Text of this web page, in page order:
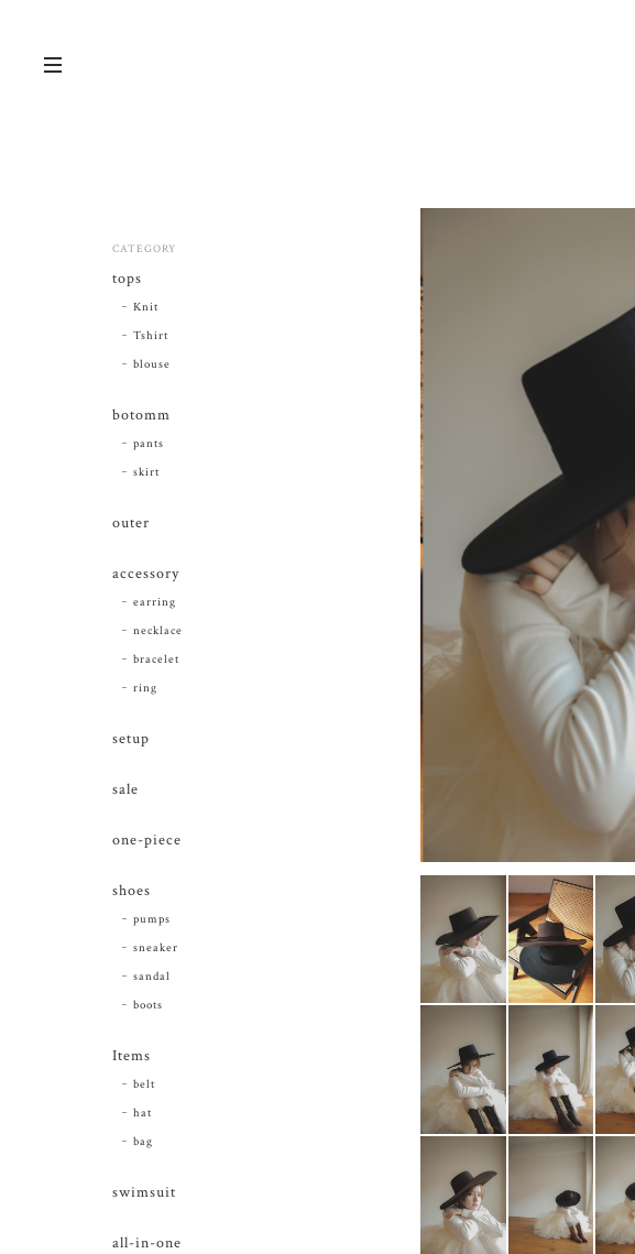
CATEGORY
tops
Knit
Tshirt
blouse
botomm
pants
skirt
outer
accessory
earring
necklace
bracelet
ring
setup
sale
one-piece
shoes
pumps
sneaker
sandal
boots
Items
belt
hat
bag
swimsuit
all-in-one